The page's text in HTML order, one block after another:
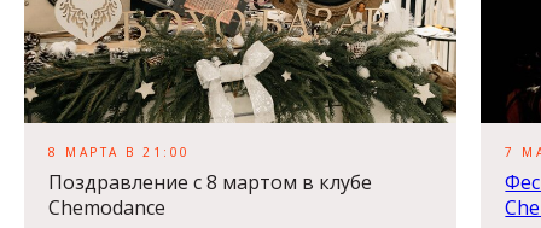
8 МАРТА В 21:00
Поздравление с 8 мартом в клубе
Chemodance
7